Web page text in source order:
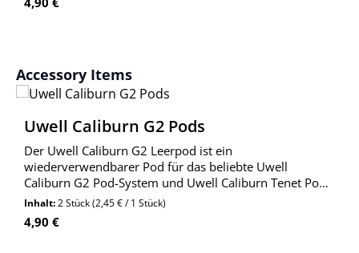
Produktgalerie überspringen
Accessory Items
Uwell Caliburn G2 Pods
Der Uwell Caliburn G2 Leerpod ist ein
wiederverwendbarer Pod für das beliebte Uwell
Caliburn G2 Pod-System und Uwell Caliburn Tenet Pod-
System.
Inhalt:2 Stück(2,45 € / 1 Stück)
Regulärer Preis:
4,90 €